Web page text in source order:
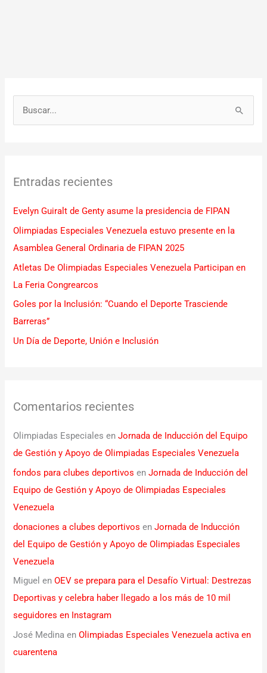
a
p
o
r
:
Entradas recientes
Evelyn Guiralt de Genty asume la presidencia de FIPAN
Olimpiadas Especiales Venezuela estuvo presente en la
Asamblea General Ordinaria de FIPAN 2025
Atletas De Olimpiadas Especiales Venezuela Participan en
La Feria Congrearcos
Goles por la Inclusión: “Cuando el Deporte Trasciende
Barreras”
Un Día de Deporte, Unión e Inclusión
Comentarios recientes
Olimpiadas Especiales enJornada de Inducción del Equipo
de Gestión y Apoyo de Olimpiadas Especiales Venezuela
fondos para clubes deportivos enJornada de Inducción del
Equipo de Gestión y Apoyo de Olimpiadas Especiales
Venezuela
donaciones a clubes deportivos enJornada de Inducción
del Equipo de Gestión y Apoyo de Olimpiadas Especiales
Venezuela
Miguel enOEV se prepara para el Desafío Virtual: Destrezas
Deportivas y celebra haber llegado a los más de 10 mil
seguidores en Instagram
José Medina enOlimpiadas Especiales Venezuela activa en
cuarentena